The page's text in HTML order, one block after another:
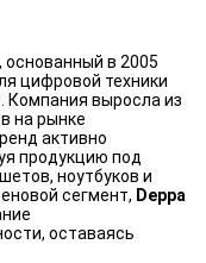
в 2005
цифровой техники
выросла из
на рынке
активно
продукцию под
ноутбуков и
сегмент, Deppa
оставаясь